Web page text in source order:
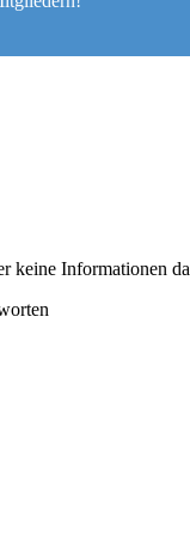
keine Informationen